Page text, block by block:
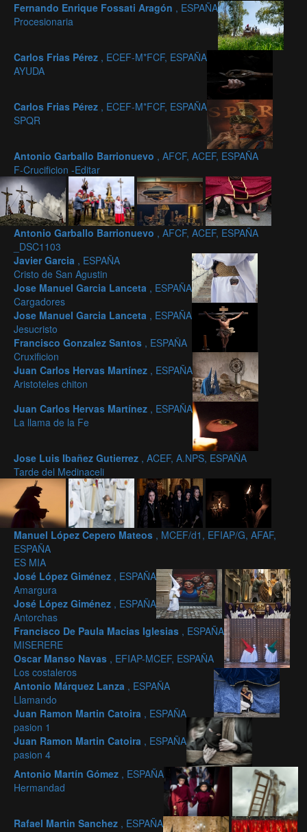
Fernando Enrique Fossati Aragón , ESPAÑA
Procesionaria
Carlos Frias Pérez , ECEF-M*FCF, ESPAÑA
AYUDA
Carlos Frias Pérez , ECEF-M*FCF, ESPAÑA
SPQR
Antonio Garballo Barrionuevo , AFCF, ACEF, ESPAÑA
F-Crucificion -Editar
Antonio Garballo Barrionuevo , AFCF, ACEF, ESPAÑA
_DSC1103
Javier Garcia , ESPAÑA
Cristo de San Agustin
Jose Manuel Garcia Lanceta , ESPAÑA
Cargadores
Jose Manuel Garcia Lanceta , ESPAÑA
Jesucristo
Francisco Gonzalez Santos , ESPAÑA
Cruxificion
Juan Carlos Hervas Martínez , ESPAÑA
Aristoteles chiton
Juan Carlos Hervas Martínez , ESPAÑA
La llama de la Fe
Jose Luis Ibañez Gutierrez , ACEF, A.NPS, ESPAÑA
Tarde del Medinaceli
Manuel López Cepero Mateos , MCEF/d1, EFIAP/G, AFAF,
ESPAÑA
ES MIA
José López Giménez , ESPAÑA
Amargura
José López Giménez , ESPAÑA
Antorchas
Francisco De Paula Macias Iglesias , ESPAÑA
MISERERE
Oscar Manso Navas , EFIAP-MCEF, ESPAÑA
Los costaleros
Antonio Márquez Lanza , ESPAÑA
Llamando
Juan Ramon Martin Catoira , ESPAÑA
pasion 1
Juan Ramon Martin Catoira , ESPAÑA
pasion 4
Antonio Martín Gómez , ESPAÑA
Hermandad
Rafael Martin Sanchez , ESPAÑA